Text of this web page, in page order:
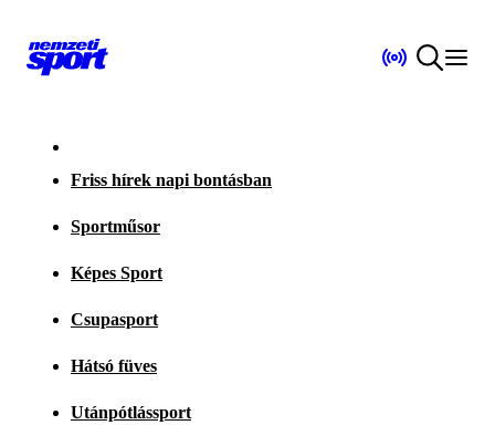
Friss hírek napi bontásban
Sportműsor
Képes Sport
Csupasport
Hátsó füves
Utánpótlássport